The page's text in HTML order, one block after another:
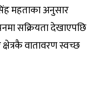
महताका अनुसार
सक्रियता देखाएपछि
क्षेत्रकै वातावरण स्वच्छ